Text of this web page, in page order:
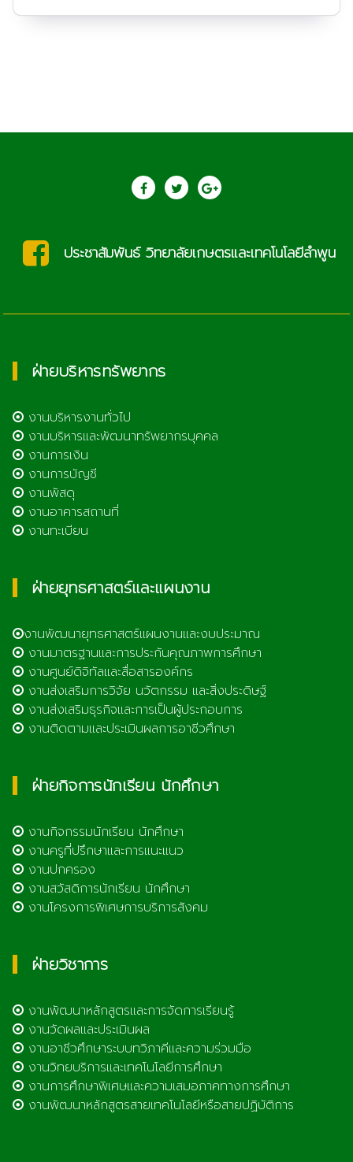
ะเทคโนโลยีลำพูน
ฝ่ายบริหารทรัพยากร
งานบริหารงานทั่วไป
งานบริหารและพัฒนาทรัพยากรบุคคล
งานการเงิน
งานการบัญชี
งานพัสดุ
งานอาคารสถานที่
งานทะเบียน
ฝ่ายยุทธศาสตร์และแผนงาน
งานพัฒนายุทธศาสตร์แผนงานและงบประมาณ
งานมาตรฐานและการประกันคุณภาพการศึกษา
งานศูนย์ดิจิทัลและสื่อสารองค์กร
งานส่งเสริมการวิจัย นวัตกรรม และสิ่งประดิษฐ์
งานส่งเสริมธุรกิจและการเป็นผู้ประกอบการ
งานติดตามและประเมินผลการอาชีวศึกษา
ฝ่ายกิจการนักเรียน นักศึกษา
งานกิจกรรมนักเรียน นักศึกษา
งานครูที่ปรึกษาและการแนะแนว
งานปกครอง
งานสวัสดิการนักเรียน นักศึกษา
งานโครงการพิเศษการบริการสังคม
ฝ่ายวิชาการ
งานพัฒนาหลักสูตรและการจัดการเรียนรู้
งานวัดผลและประเมินผล
งานอาชีวศึกษาระบบทวิภาคีและความร่วมมือ
งานวิทยบริการและเทคโนโลยีการศึกษา
งานการศึกษาพิเศษและความเสมอภาคทางการศึกษา
งานพัฒนาหลักสูตรสายเทคโนโลยีหรือสายปฏิบัติการ